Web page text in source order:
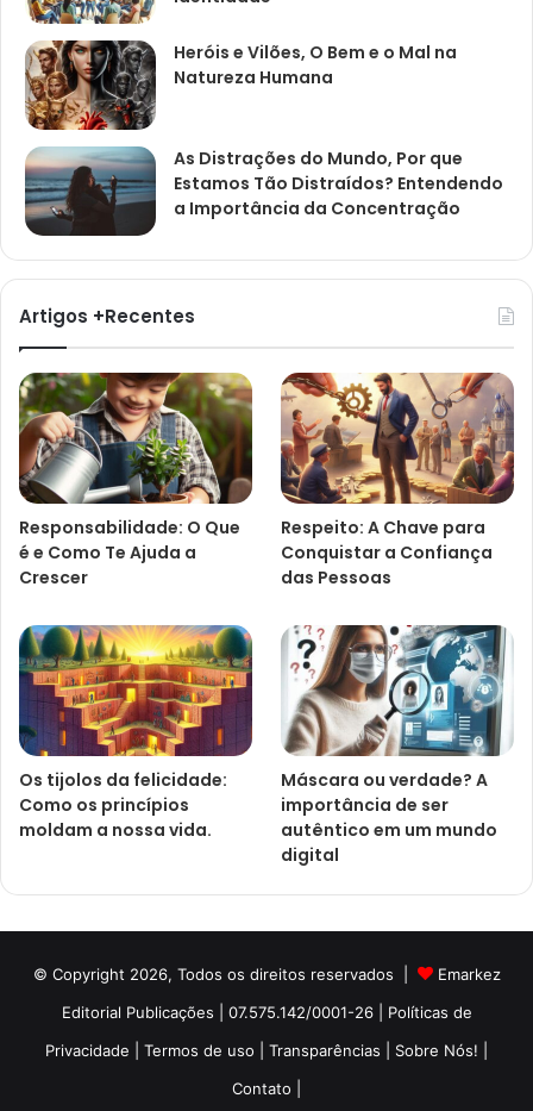
Heróis e Vilões, O Bem e o Mal na
Natureza Humana
As Distrações do Mundo, Por que
Estamos Tão Distraídos? Entendendo
a Importância da Concentração
Artigos +Recentes
Responsabilidade: O Que
é e Como Te Ajuda a
Crescer
Respeito: A Chave para
Conquistar a Confiança
das Pessoas
Os tijolos da felicidade:
Como os princípios
moldam a nossa vida.
Máscara ou verdade? A
importância de ser
autêntico em um mundo
digital
© Copyright 2026, Todos os direitos reservados |
Emarkez
Editorial Publicações | 07.575.142/0001-26
| Políticas de
Privacidade
| Termos de uso | Transparências
| Sobre Nós! |
Contato |